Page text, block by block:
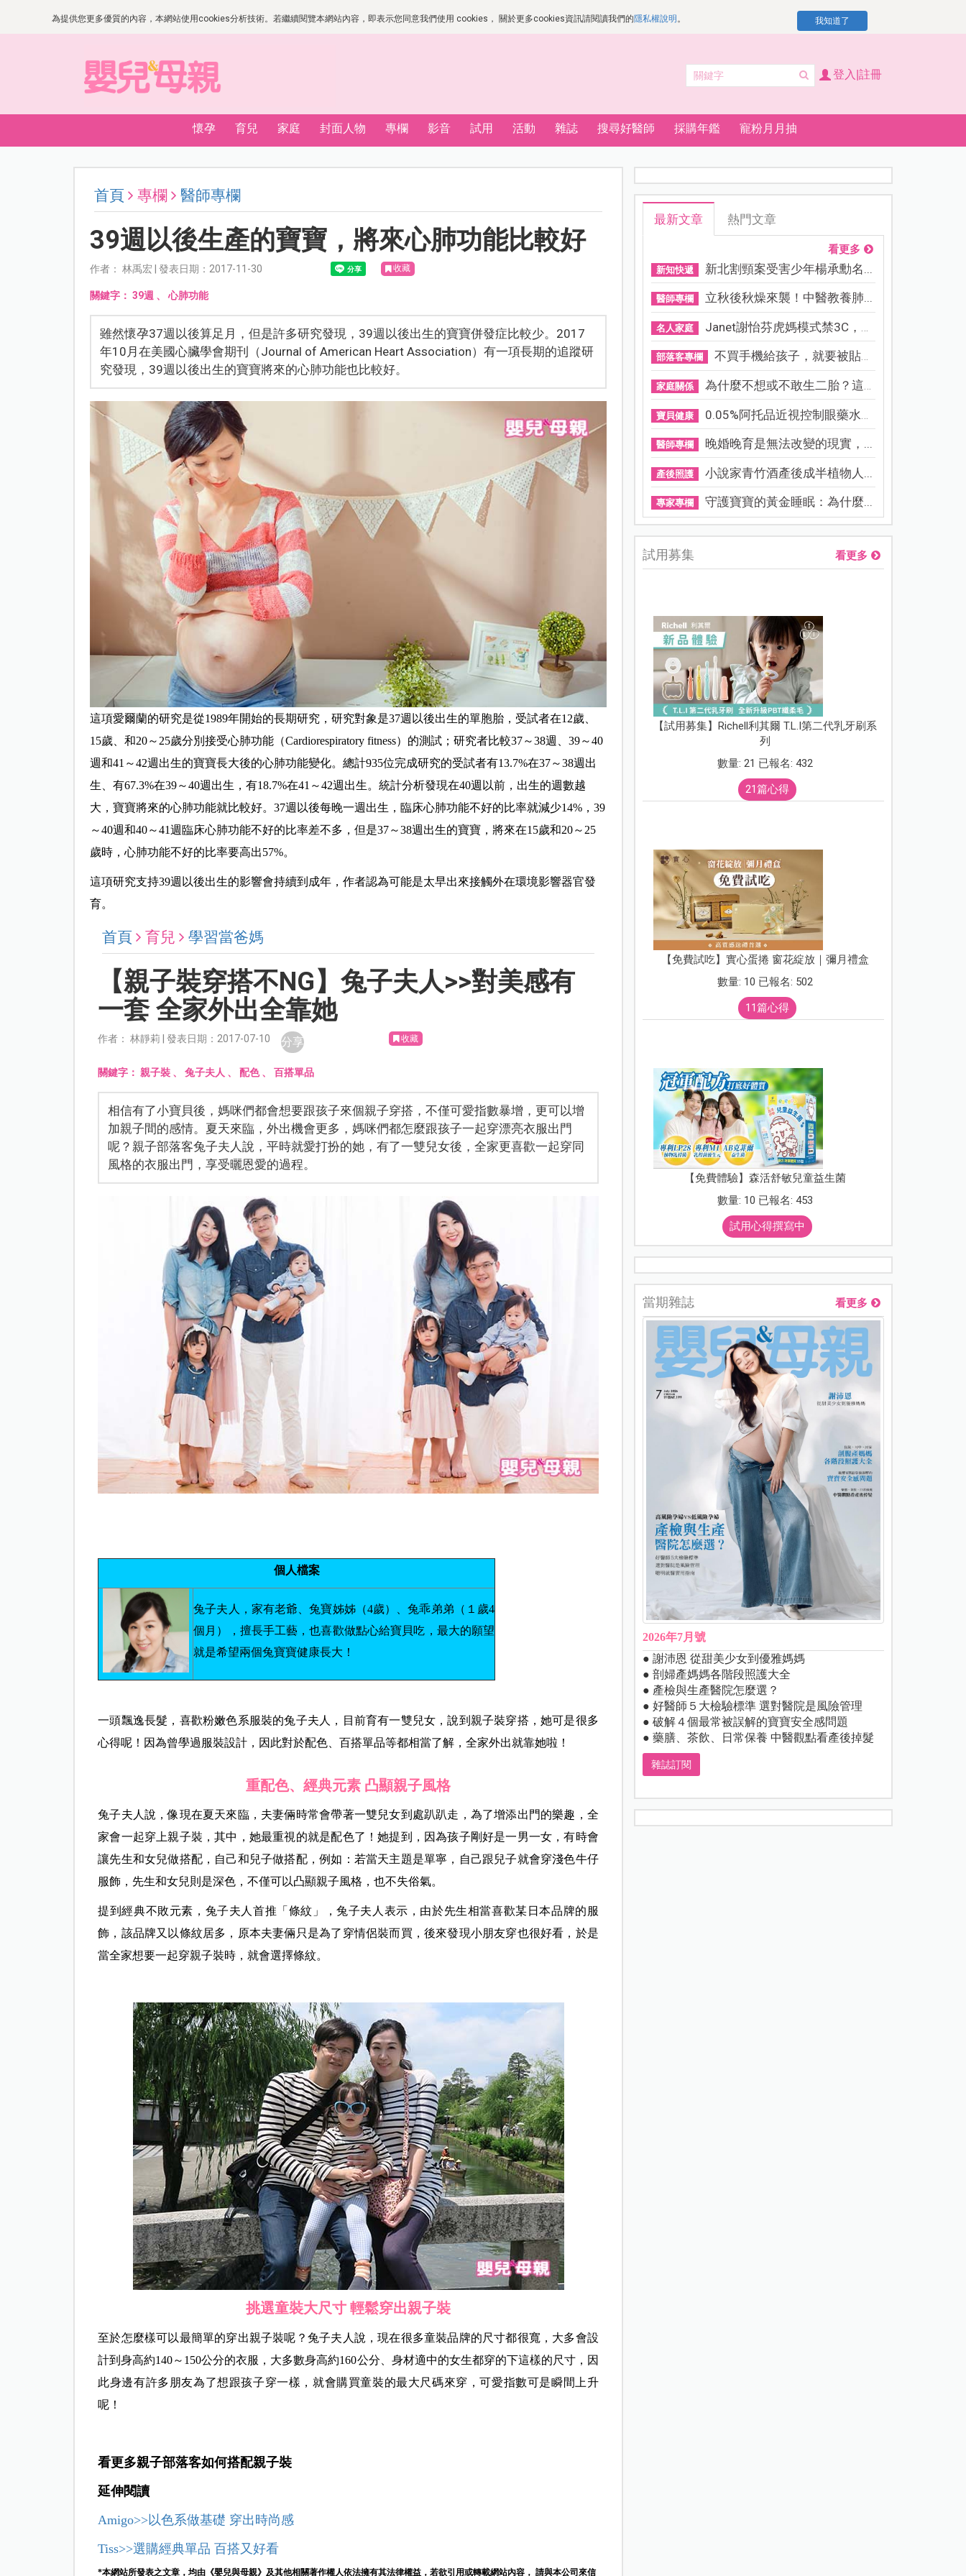
為提供您更多優質的內容，本網站使用cookies分析技術。若繼續閱覽本網站內容，即表示您同意我們使用 cookies， 關於更多cookies資訊請閱讀我們的隱私權說明 。 我知道了
登入|註冊
懷孕 育兒 家庭 封面人物 專欄 影音 試用 活動 雜誌 搜尋好醫師 採購年鑑 寵粉月月抽
首頁 專欄 醫師專欄
39週以後生產的寶寶，將來心肺功能比較好
作者： 林禹宏 | 發表日期：2017-11-30 收藏
關鍵字： 39週 、 心肺功能
雖然懷孕37週以後算足月，但是許多研究發現，39週以後出生的寶寶併發症比較少。2017
年10月在美國心臟學會期刊（Journal of American Heart Association）有一項長期的追蹤研
究發現，39週以後出生的寶寶將來的心肺功能也比較好。
這項愛爾蘭的研究是從1989年開始的長期研究，研究對象是37週以後出生的單胞胎，受試者在12歲、
15歲、和20～25歲分別接受心肺功能（Cardiorespiratory fitness）的測試；研究者比較37～38週、39～40
週和41～42週出生的寶寶長大後的心肺功能變化。總計935位完成研究的受試者有13.7%在37～38週出
生、有67.3%在39～40週出生，有18.7%在41～42週出生。統計分析發現在40週以前，出生的週數越
大，寶寶將來的心肺功能就比較好。37週以後每晚一週出生，臨床心肺功能不好的比率就減少14%，39
～40週和40～41週臨床心肺功能不好的比率差不多，但是37～38週出生的寶寶，將來在15歲和20～25
歲時，心肺功能不好的比率要高出57%。
這項研究支持39週以後出生的影響會持續到成年，作者認為可能是太早出來接觸外在環境影響器官發
育。
首頁 育兒 學習當爸媽
【親子裝穿搭不NG】兔子夫人>>對美感有
一套 全家外出全靠她
作者： 林靜莉 | 發表日期：2017-07-10 分享 收藏
關鍵字：親子裝 、兔子夫人 、配色、百搭單品
相信有了小寶貝後，媽咪們都會想要跟孩子來個親子穿搭，不僅可愛指數暴增，更可以增
加親子間的感情。夏天來臨，外出機會更多，媽咪們都怎麼跟孩子一起穿漂亮衣服出門
呢？親子部落客兔子夫人說，平時就愛打扮的她，有了一雙兒女後，全家更喜歡一起穿同
風格的衣服出門，享受曬恩愛的過程。
個人檔案
兔子夫人，家有老爺、兔寶姊姊（4歲）、兔乖弟弟（１歲4
個月），擅長手工藝，也喜歡做點心給寶貝吃，最大的願望
就是希望兩個兔寶寶健康長大！
一頭飄逸長髮，喜歡粉嫩色系服裝的兔子夫人，目前育有一雙兒女，說到親子裝穿搭，她可是很多
心得呢！因為曾學過服裝設計，因此對於配色、百搭單品等都相當了解，全家外出就靠她啦！
重配色、經典元素 凸顯親子風格
兔子夫人說，像現在夏天來臨，夫妻倆時常會帶著一雙兒女到處趴趴走，為了增添出門的樂趣，全
家會一起穿上親子裝，其中，她最重視的就是配色了！她提到，因為孩子剛好是一男一女，有時會
讓先生和女兒做搭配，自己和兒子做搭配，例如：若當天主題是單寧，自己跟兒子就會穿淺色牛仔
服飾，先生和女兒則是深色，不僅可以凸顯親子風格，也不失俗氣。
提到經典不敗元素，兔子夫人首推「條紋」，兔子夫人表示，由於先生相當喜歡某日本品牌的服
飾，該品牌又以條紋居多，原本夫妻倆只是為了穿情侶裝而買，後來發現小朋友穿也很好看，於是
當全家想要一起穿親子裝時，就會選擇條紋。
挑選童裝大尺寸 輕鬆穿出親子裝
至於怎麼樣可以最簡單的穿出親子裝呢？兔子夫人說，現在很多童裝品牌的尺寸都很寬，大多會設
計到身高約140～150公分的衣服，大多數身高約160公分、身材適中的女生都穿的下這樣的尺寸，因
此身邊有許多朋友為了想跟孩子穿一樣，就會購買童裝的最大尺碼來穿，可愛指數可是瞬間上升
呢！
看更多親子部落客如何搭配親子裝
延伸閱讀
Amigo>>以色系做基礎 穿出時尚感
Tiss>>選購經典單品 百搭又好看
*本網站所發表之文章，均由《嬰兒與母親》及其他相關著作權人依法擁有其法律權益，若欲引用或轉載網站內容， 請與本公司來信
最新文章 熱門文章
看更多
新知快遞 新北割頸案受害少年楊承勳名...
醫師專欄 立秋後秋燥來襲！中醫教養肺...
名人家庭 Janet謝怡芬虎媽模式禁3C，看...
部落客專欄 不買手機給孩子，就要被貼「...
家庭關係 為什麼不想或不敢生二胎？這8...
寶貝健康 0.05%阿托品近視控制眼藥水納...
醫師專欄 晚婚晚育是無法改變的現實，...
產後照護 小說家青竹酒產後成半植物人...
專家專欄 守護寶寶的黃金睡眠：為什麼...
試用募集 看更多
【試用募集】Richell利其爾 T.L.I第二代乳牙刷系
列
數量: 21 已報名: 432
21篇心得
【免費試吃】實心蛋捲 窗花綻放｜彌月禮盒
數量: 10 已報名: 502
11篇心得
【免費體驗】森活舒敏兒童益生菌
數量: 10 已報名: 453
試用心得撰寫中
當期雜誌 看更多
2026年7月號
● 謝沛恩 從甜美少女到優雅媽媽
● 剖婦產媽媽各階段照護大全
● 產檢與生產醫院怎麼選？
● 好醫師５大檢驗標準 選對醫院是風險管理
● 破解４個最常被誤解的寶寶安全感問題
● 藥膳、茶飲、日常保養 中醫觀點看產後掉髮
雜誌訂閱